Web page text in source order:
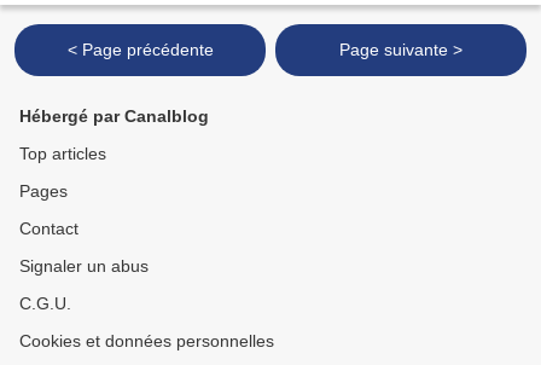
< Page précédente Page suivante >
Hébergé par Canalblog
Top articles
Pages
Contact
Signaler un abus
C.G.U.
Cookies et données personnelles